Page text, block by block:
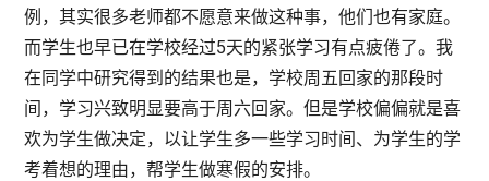
例，其实很多老师都不愿意来做这种事，他们也有家庭。
而学生也早已在学校经过5天的紧张学习有点疲倦了。我
在同学中研究得到的结果也是，学校周五回家的那段时
间，学习兴致明显要高于周六回家。但是学校偏偏就是喜
欢为学生做决定，以让学生多一些学习时间、为学生的学
考着想的理由，帮学生做寒假的安排。